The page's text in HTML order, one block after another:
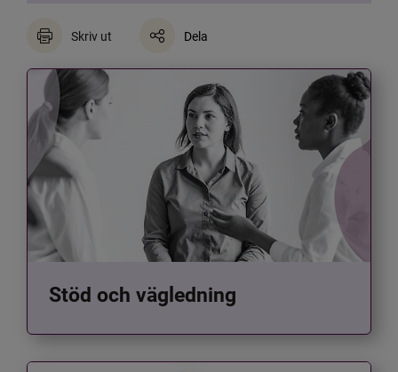
Skriv ut Dela
Stöd och vägledning